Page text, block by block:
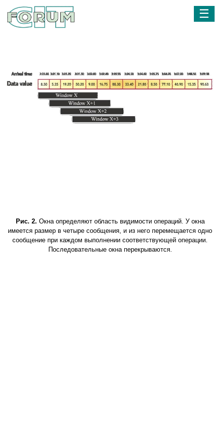
☰
Рис. 2. Окна определяют область видимости операций. У окна
имеется размер в четыре сообщения, и из него перемещается одно
сообщение при каждом выполнении соответствующей операции.
Последовательные окна перекрываются.